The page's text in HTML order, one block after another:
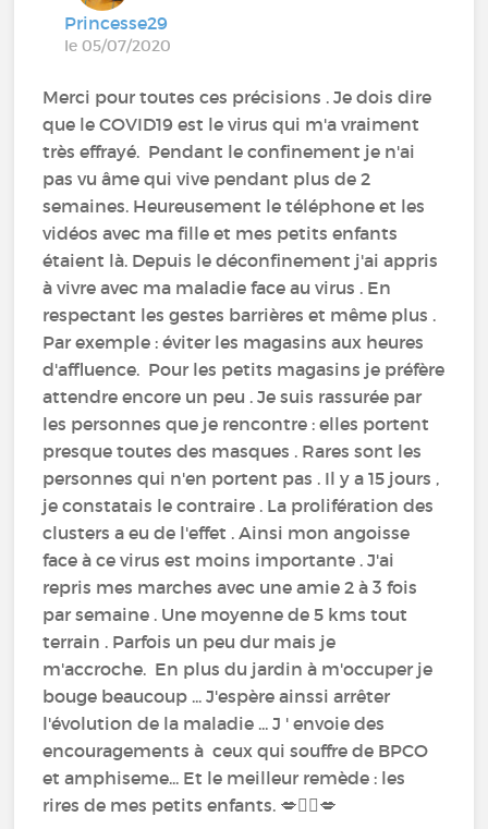
Princesse29
le 05/07/2020
Merci pour toutes ces précisions . Je dois dire
que le COVID19 est le virus qui m'a vraiment
très effrayé. Pendant le confinement je n'ai
pas vu âme qui vive pendant plus de 2
semaines. Heureusement le téléphone et les
vidéos avec ma fille et mes petits enfants
étaient là. Depuis le déconfinement j'ai appris
à vivre avec ma maladie face au virus . En
respectant les gestes barrières et même plus .
Par exemple : éviter les magasins aux heures
d'affluence. Pour les petits magasins je préfère
attendre encore un peu . Je suis rassurée par
les personnes que je rencontre : elles portent
presque toutes des masques . Rares sont les
personnes qui n'en portent pas . Il y a 15 jours ,
je constatais le contraire . La prolifération des
clusters a eu de l'effet . Ainsi mon angoisse
face à ce virus est moins importante . J'ai
repris mes marches avec une amie 2 à 3 fois
par semaine . Une moyenne de 5 kms tout
terrain . Parfois un peu dur mais je
m'accroche. En plus du jardin à m'occuper je
bouge beaucoup ... J'espère ainssi arrêter
l'évolution de la maladie ... J ' envoie des
encouragements à ceux qui souffre de BPCO
et amphiseme... Et le meilleur remède : les
rires de mes petits enfants. 💋🙋‍♀️💋